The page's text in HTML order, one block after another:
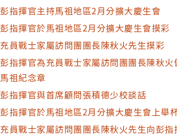
彭指揮官主持馬祖地區2月分擴大慶生會
彭指揮官於馬祖地區2月分擴大慶生會摸彩
充員戰士家屬訪問團團長陳秋火先生摸彩
彭指揮官為充員戰士家屬訪問團團長陳秋火
馬祖紀念章
彭指揮官與首席顧問張積德少校談話
彭指揮官於馬祖地區2月分擴大慶生會上舉
充員戰士家屬訪問團團長陳秋火先生向彭指